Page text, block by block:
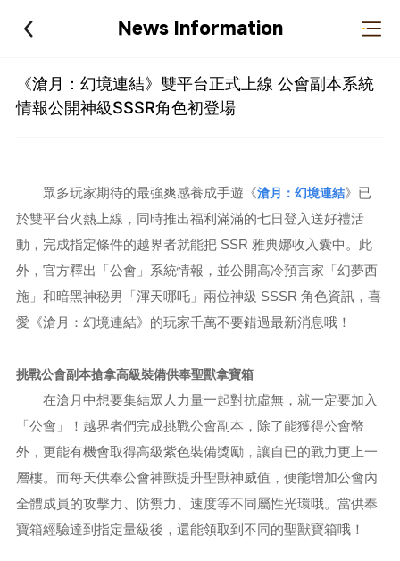
News Information
《滄月：幻境連結》雙平台正式上線 公會副本系統
情報公開神級SSSR角色初登場
眾多玩家期待的最強爽感養成手遊《滄月：幻境連結》已
於雙平台火熱上線，同時推出福利滿滿的七日登入送好禮活
動，完成指定條件的越界者就能把 SSR 雅典娜收入囊中。此
外，官方釋出「公會」系統情報，並公開高冷預言家「幻夢西
施」和暗黑神秘男「渾天哪吒」兩位神級 SSSR 角色資訊，喜
愛《滄月：幻境連結》的玩家千萬不要錯過最新消息哦！
挑戰公會副本搶拿高級裝備供奉聖獸拿寶箱
在滄月中想要集結眾人力量一起對抗虛無，就一定要加入
「公會」！越界者們完成挑戰公會副本，除了能獲得公會幣
外，更能有機會取得高級紫色裝備獎勵，讓自已的戰力更上一
層樓。而每天供奉公會神獸提升聖獸神威值，便能增加公會內
全體成員的攻擊力、防禦力、速度等不同屬性光環哦。當供奉
寶箱經驗達到指定量級後，還能領取到不同的聖獸寶箱哦！